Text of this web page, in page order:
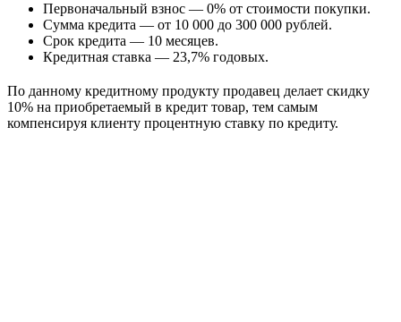
Первоначальный взнос — 0% от стоимости покупки.
Сумма кредита — от 10 000 до 300 000 рублей.
Срок кредита — 10 месяцев.
Кредитная ставка — 23,7% годовых.
По данному кредитному продукту продавец делает скидку
10% на приобретаемый в кредит товар, тем самым
компенсируя клиенту процентную ставку по кредиту.